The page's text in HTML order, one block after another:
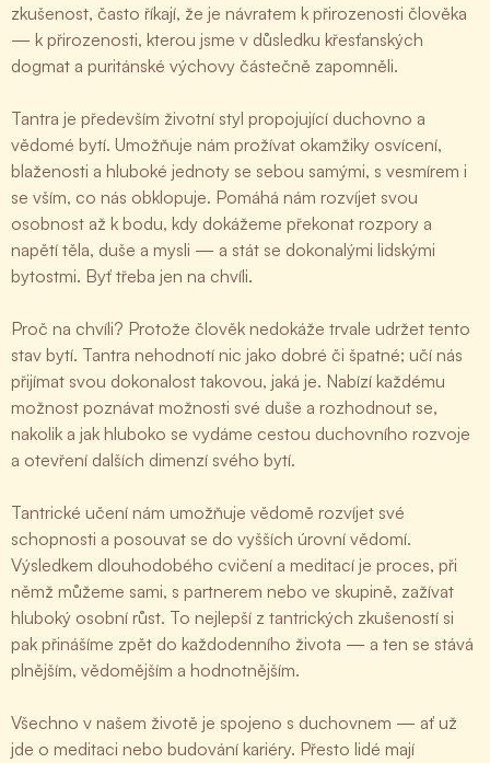
zkušenost, často říkají, že je návratem k přirozenosti člověka
— k přirozenosti, kterou jsme v důsledku křesťanských
dogmat a puritánské výchovy částečně zapomněli.
Tantra je především životní styl propojující duchovno a
vědomé bytí. Umožňuje nám prožívat okamžiky osvícení,
blaženosti a hluboké jednoty se sebou samými, s vesmírem i
se vším, co nás obklopuje. Pomáhá nám rozvíjet svou
osobnost až k bodu, kdy dokážeme překonat rozpory a
napětí těla, duše a mysli — a stát se dokonalými lidskými
bytostmi. Byť třeba jen na chvíli.
Proč na chvíli? Protože člověk nedokáže trvale udržet tento
stav bytí. Tantra nehodnotí nic jako dobré či špatné; učí nás
přijímat svou dokonalost takovou, jaká je. Nabízí každému
možnost poznávat možnosti své duše a rozhodnout se,
nakolik a jak hluboko se vydáme cestou duchovního rozvoje
a otevření dalších dimenzí svého bytí.
Tantrické učení nám umožňuje vědomě rozvíjet své
schopnosti a posouvat se do vyšších úrovní vědomí.
Výsledkem dlouhodobého cvičení a meditací je proces, při
němž můžeme sami, s partnerem nebo ve skupině, zažívat
hluboký osobní růst. To nejlepší z tantrických zkušeností si
pak přinášíme zpět do každodenního života — a ten se stává
plnějším, vědomějším a hodnotnějším.
Všechno v našem životě je spojeno s duchovnem — ať už
jde o meditaci nebo budování kariéry. Přesto lidé mají